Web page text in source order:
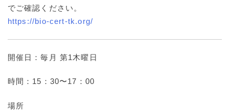
でご確認ください。
https://bio-cert-tk.org/
開催日：毎月 第1木曜日
時間：15：30〜17：00
場所